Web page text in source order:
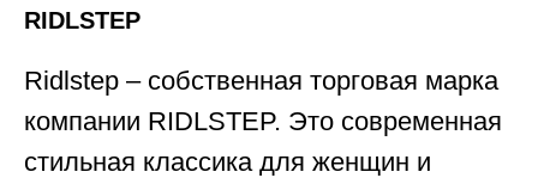
RIDLSTEP
Ridlstep – собственная торговая марка
компании RIDLSTEP. Это современная
стильная классика для женщин и